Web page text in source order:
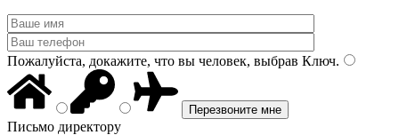
Пожалуйста, докажите, что вы человек, выбрав Ключ.
Письмо директору